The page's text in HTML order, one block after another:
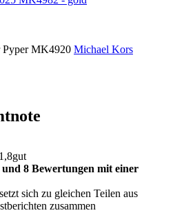
Michael Kors
1,8gut
8 Bewertungen mit einer
sich zu gleichen Teilen aus
zusammen